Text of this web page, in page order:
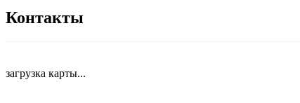
Контакты
загрузка карты...